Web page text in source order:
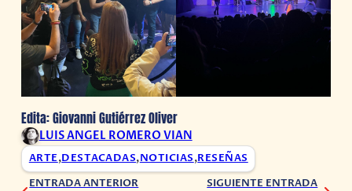
Edita: Giovanni Gutiérrez Oliver
LUIS ANGEL ROMERO VIAN
ARTE,DESTACADAS,NOTICIAS,RESEÑAS
ENTRADA ANTERIOR
SIGUIENTE ENTRADA